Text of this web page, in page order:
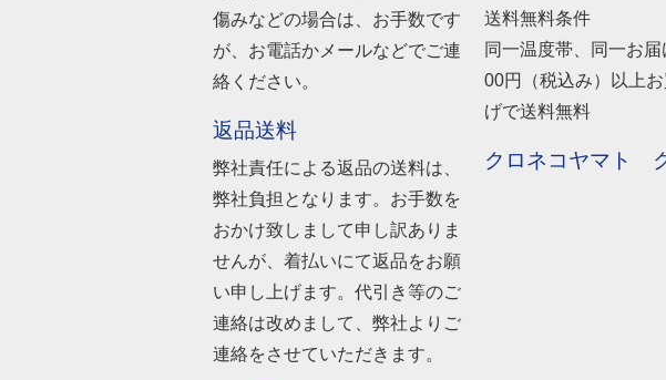
傷みなどの場合は、お手数です
が、お電話かメールなどでご連
絡ください。
返品送料
弊社責任による返品の送料は、
弊社負担となります。お手数を
おかけ致しまして申し訳ありま
せんが、着払いにて返品をお願
い申し上げます。代引き等のご
連絡は改めまして、弊社よりご
連絡をさせていただきます。
送料無料条件
同一温度帯、同一お
00円（税込み）以上お
げで送料無料
クロネコヤマト